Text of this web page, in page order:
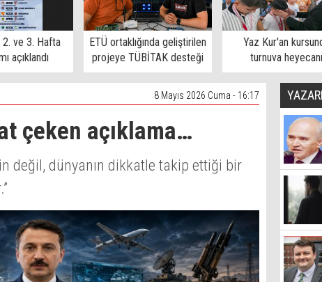
ve 3. Hafta
açıklandı
ETÜ ortaklığında geliştirilen
projeye TÜBİTAK desteği
Yaz Kur'an
turnuva heyecanı
8 Mayıs 2026 Cuma - 16:17
çeken açıklama…
değil, dünyanın dikkatle takip ettiği bir